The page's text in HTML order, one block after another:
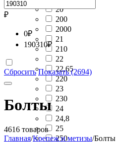
20
200
2000
21
210
22
22,65
220
23
230
24
24,8
25
250
₽
0₽
190310₽
Сбросить Показать (2694)
Болты
4616 товаров
Главная/Крепеж и метизы/Болты